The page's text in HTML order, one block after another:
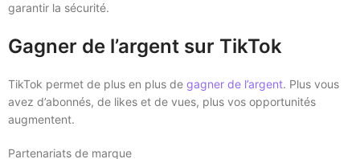
garantir la sécurité.
Gagner de l’argent sur TikTok
TikTok permet de plus en plus de gagner de l’argent. Plus vous
avez d’abonnés, de likes et de vues, plus vos opportunités
augmentent.
Partenariats de marque